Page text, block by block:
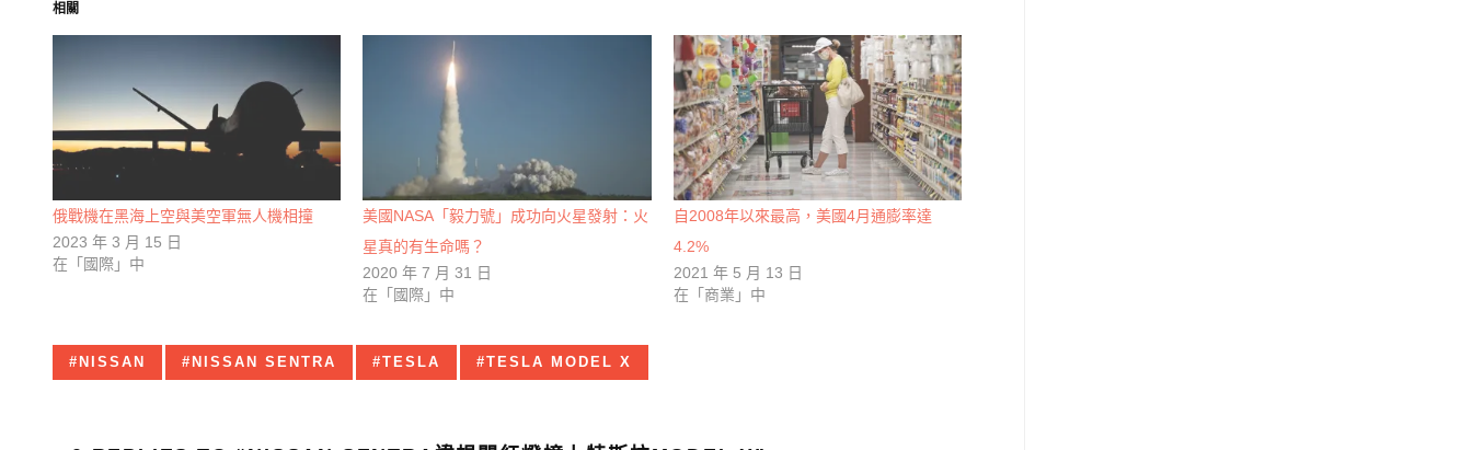
相關
俄戰機在黑海上空與美空軍無人機相撞
2023 年 3 月 15 日
在「國際」中
美國NASA「毅力號」成功向火星發射：火
星真的有生命嗎？
2020 年 7 月 31 日
在「國際」中
自2008年以來最高，美國4月通膨率達
4.2%
2021 年 5 月 13 日
在「商業」中
Tagged
NISSAN NISSAN SENTRA TESLA TESLA MODEL X